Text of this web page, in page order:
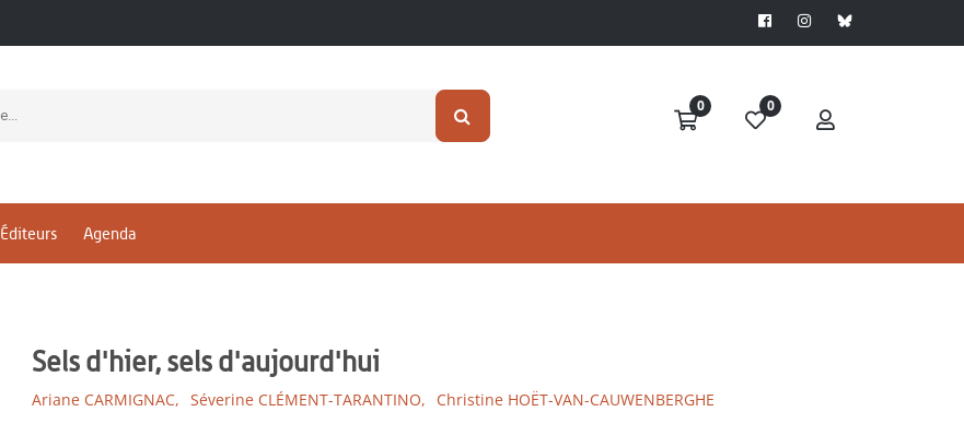
0 0
Éditeurs Agenda
Sels d'hier, sels d'aujourd'hui
Ariane CARMIGNAC, Séverine CLÉMENT-TARANTINO, Christine HOËT-VAN-CAUWENBERGHE